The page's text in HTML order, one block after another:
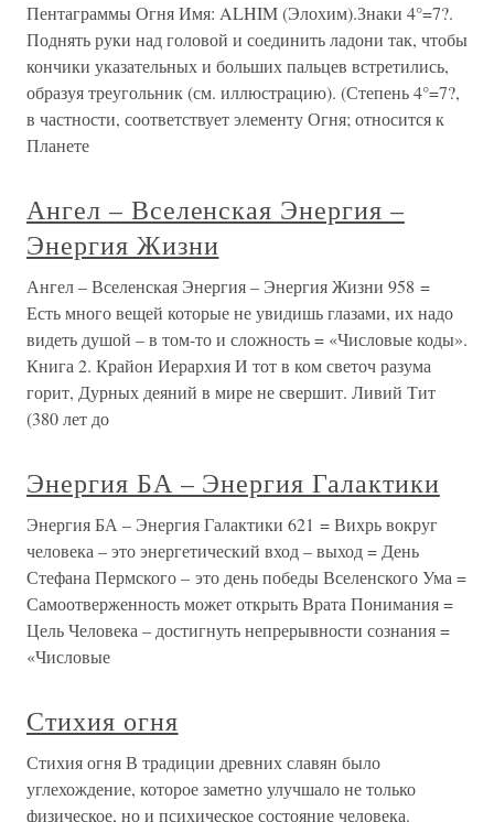
Пентаграммы Огня Имя: ALHIM (Элохим).Знаки 4°=7?.
Поднять руки над головой и соединить ладони так, чтобы
кончики указательных и больших пальцев встретились,
образуя треугольник (см. иллюстрацию). (Степень 4°=7?,
в частности, соответствует элементу Огня; относится к
Планете
Ангел – Вселенская Энергия –
Энергия Жизни
Ангел – Вселенская Энергия – Энергия Жизни 958 =
Есть много вещей которые не увидишь глазами, их надо
видеть душой – в том-то и сложность = «Числовые коды».
Книга 2. Крайон Иерархия И тот в ком светоч разума
горит, Дурных деяний в мире не свершит. Ливий Тит
(380 лет до
Энергия БА – Энергия Галактики
Энергия БА – Энергия Галактики 621 = Вихрь вокруг
человека – это энергетический вход – выход = День
Стефана Пермского – это день победы Вселенского Ума =
Самоотверженность может открыть Врата Понимания =
Цель Человека – достигнуть непрерывности сознания =
«Числовые
Стихия огня
Стихия огня В традиции древних славян было
углехождение, которое заметно улучшало не только
физическое, но и психическое состояние человека.